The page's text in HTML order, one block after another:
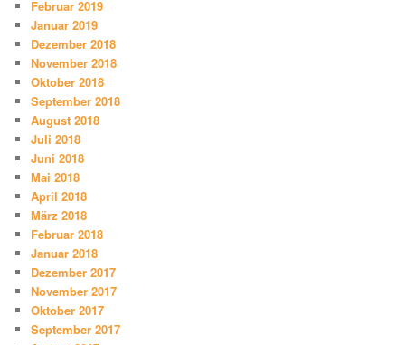
Februar 2019
Januar 2019
Dezember 2018
November 2018
Oktober 2018
September 2018
August 2018
Juli 2018
Juni 2018
Mai 2018
April 2018
März 2018
Februar 2018
Januar 2018
Dezember 2017
November 2017
Oktober 2017
September 2017